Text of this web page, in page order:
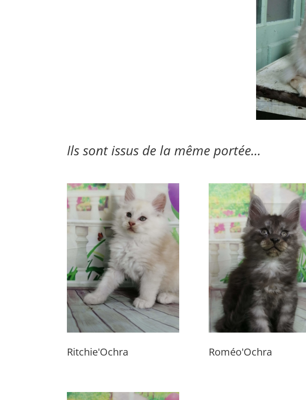
Ils sont issus de la même portée…
Ritchie'Ochra Roméo'Ochra